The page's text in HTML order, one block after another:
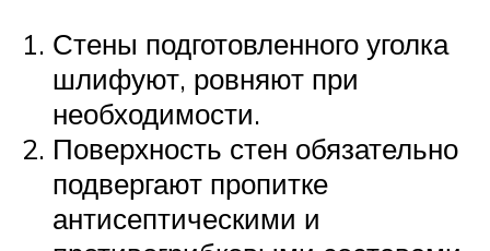
Стены подготовленного уголка
шлифуют, ровняют при
необходимости.
Поверхность стен обязательно
подвергают пропитке
антисептическими и